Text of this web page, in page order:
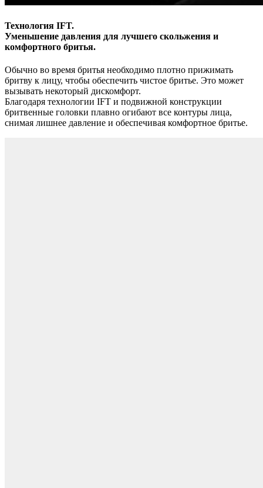
Технология IFT.
Уменьшение давления для лучшего скольжения и
комфортного бритья.
Обычно во время бритья необходимо плотно прижимать
бритву к лицу, чтобы обеспечить чистое бритье. Это может
вызывать некоторый дискомфорт.
Благодаря технологии IFT и подвижной конструкции
бритвенные головки плавно огибают все контуры лица,
снимая лишнее давление и обеспечивая комфортное бритье.